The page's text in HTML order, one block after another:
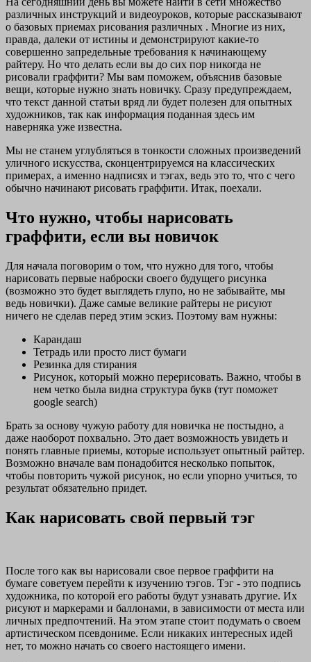
различных инструкций и видеоуроков, которые рассказывают
о базовых приемах рисования различных . Многие из них,
правда, далеки от истины и демонстрируют какие-то
совершенно запредельные требования к начинающему
райтеру. Но что делать если вы до сих пор никогда не
рисовали граффити? Мы вам поможем, объяснив базовые
вещи, которые нужно знать новичку. Сразу предупреждаем,
что текст данной статьи вряд ли будет полезен для опытных
художников, так как информация поданная здесь им
наверняка уже известна.
Мы не станем углубляться в тонкости сложных произведений
уличного искусства, сконцентрируемся на классических
примерах, а именно надписях и тэгах, ведь это то, что с чего
обычно начинают рисовать граффити. Итак, поехали.
Что нужно, чтобы нарисовать
граффити, если вы новичок
Для начала поговорим о том, что нужно для того, чтобы
нарисовать первые наброски своего будущего рисунка
(возможно это будет выглядеть глупо, но не забывайте, мы
ведь новички). Даже самые великие райтеры не рисуют
ничего не сделав перед этим эскиз. Поэтому вам нужны:
Карандаш
Тетрадь или просто лист бумаги
Резинка для стирания
Рисунок, который можно перерисовать. Важно, чтобы в
нем четко была видна структура букв (тут поможет
google search)
Брать за основу чужую работу для новичка не постыдно, а
даже наоборот похвально. Это дает возможность увидеть и
понять главные приемы, которые использует опытный райтер.
Возможно вначале вам понадобится несколько попыток,
чтобы повторить чужой рисунок, но если упорно учиться, то
результат обязательно придет.
Как нарисовать свой первый тэг
После того как вы нарисовали свое первое граффити на
бумаге советуем перейти к изучению тэгов. Тэг - это подпись
художника, по которой его работы будут узнавать другие. Их
рисуют и маркерами и баллонами, в зависимости от места или
личных предпочтений. На этом этапе стоит подумать о своем
артистическом псевдониме. Если никаких интересных идей
нет, то можно начать со своего настоящего имени.